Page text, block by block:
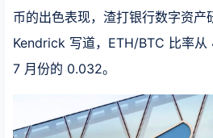
币的出色表现，渣打银行数字资
Kendrick 写道，ETH/BTC 比率
7 月份的 0.032。